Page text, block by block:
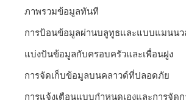
ภาพรวมข้อมูลทันที
การป้อนข้อมูลผ่านบลูทูธและแบบแมนนว
แบ่งปันข้อมูลกับครอบครัวและเพื่อนฝูง
การจัดเก็บข้อมูลบนคลาวด์ที่ปลอดภัย
การแจ้งเตือนแบบกำหนดเองและการจัด